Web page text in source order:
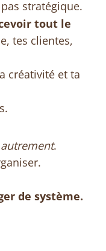
stratégique.
tout le
tes clientes,
créativité et ta
.
de système.